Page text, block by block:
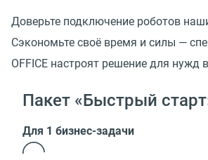
Доверьте подключение роботов
Сэкономьте своё время и силы —
OFFICE настроят решение для нужд
Пакет «Быстрый
Для 1 бизнес-задачи